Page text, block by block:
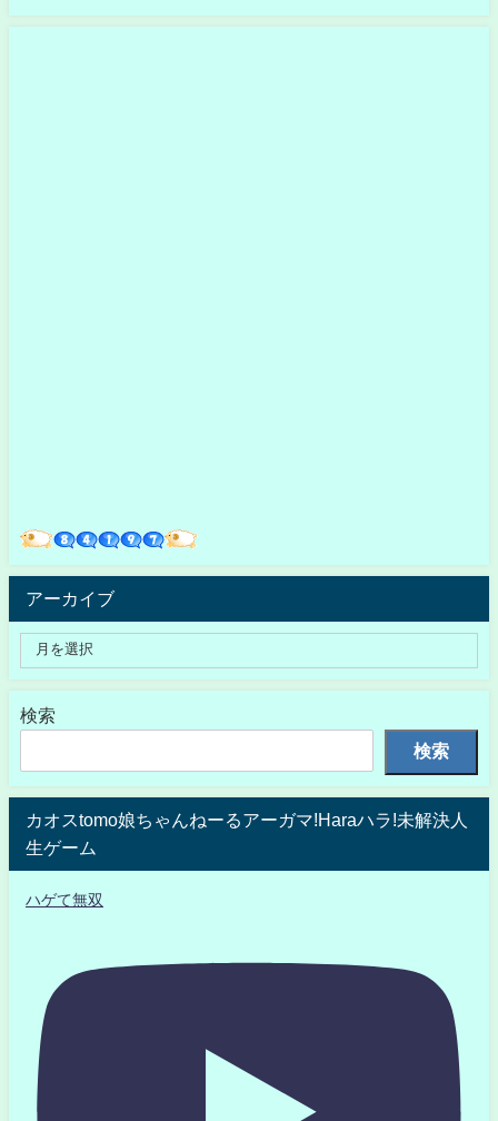
アーカイブ
検索
検索
カオスtomo娘ちゃんねーるアーガマ!Haraハラ!未解決人
生ゲーム
ハゲて無双